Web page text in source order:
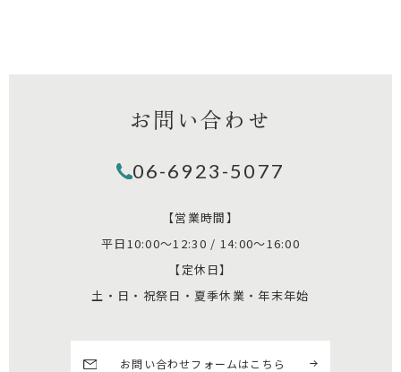
お問い合わせ
06-6923-5077
【営業時間】
平日10:00～12:30 / 14:00～16:00
【定休日】
土・日・祝祭日・夏季休業・年末年始
お問い合わせフォームはこちら